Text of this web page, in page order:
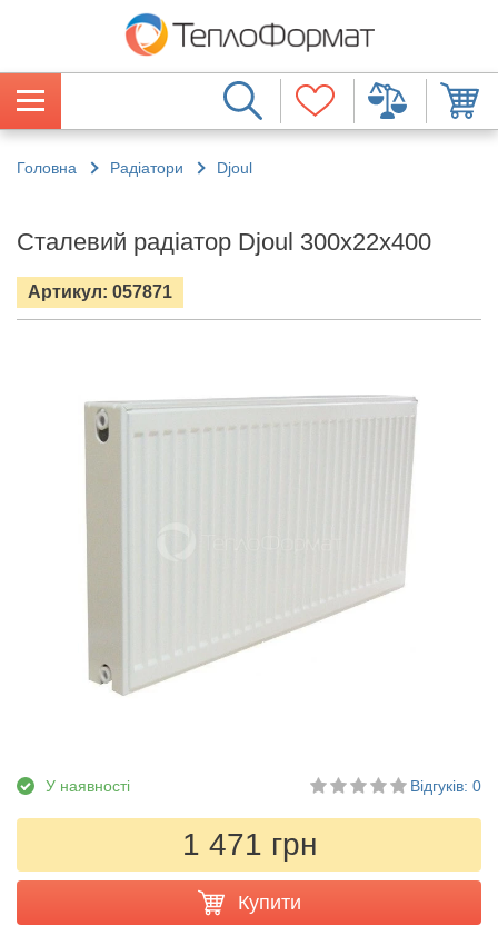
Головна Радіатори Djoul
Сталевий радіатор Djoul 300х22х400
Артикул: 057871
У наявності Відгуків: 0
1 471 грн
Купити